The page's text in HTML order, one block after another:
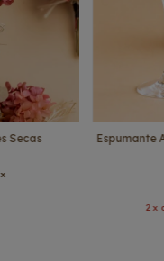
Secas
Espumante
2 x